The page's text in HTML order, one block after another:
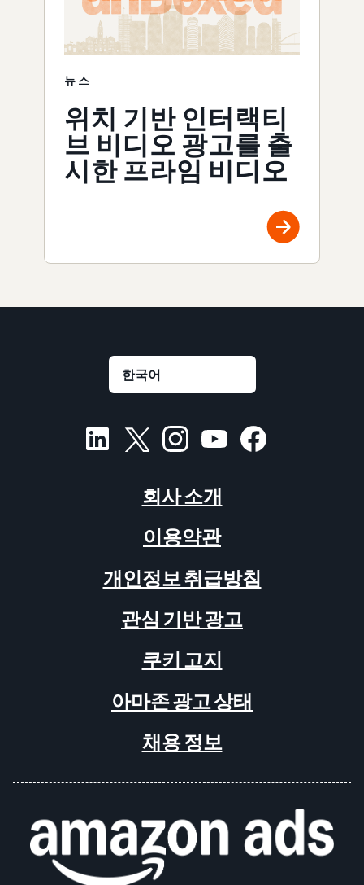
뉴스
위치 기반 인터랙티
브 비디오 광고를 출
시한 프라임 비디오
회사 소개
이용약관
개인정보 취급방침
관심 기반 광고
쿠키 고지
아마존 광고 상태
채용 정보